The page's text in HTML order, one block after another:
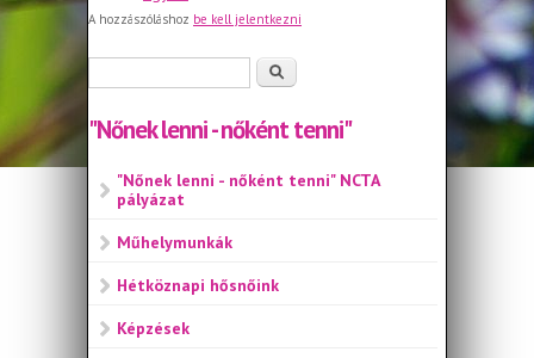
A hozzászóláshoz be kell jelentkezni
Keresés
"Nőnek lenni - nőként tenni"
"Nőnek lenni - nőként tenni" NCTA
pályázat
Műhelymunkák
Hétköznapi hősnőink
Képzések